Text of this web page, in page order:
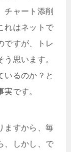
チャート添削
れはネットで
ですが、トレ
思います。
いるのか？と
です。
ますから、毎
、しかし、で